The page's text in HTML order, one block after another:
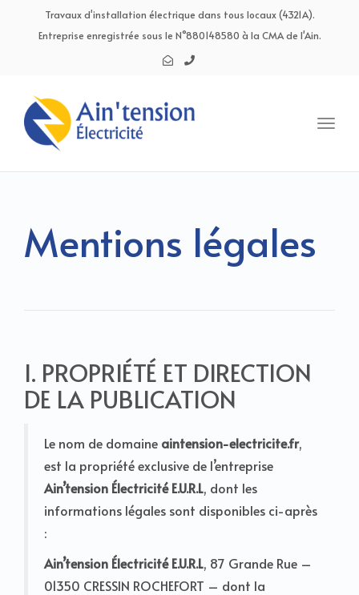
Travaux d'installation électrique dans tous locaux (4321A).
Entreprise enregistrée sous le N°880148580 à la CMA de l'Ain.
Mentions légales
I. PROPRIÉTÉ ET DIRECTION
DE LA PUBLICATION
Le nom de domaine aintension-electricite.fr,
est la propriété exclusive de l’entreprise
Ain’tension Électricité E.U.R.L, dont les
informations légales sont disponibles ci-après
:
Ain’tension Électricité E.U.R.L, 87 Grande Rue –
01350 CRESSIN ROCHEFORT – dont la